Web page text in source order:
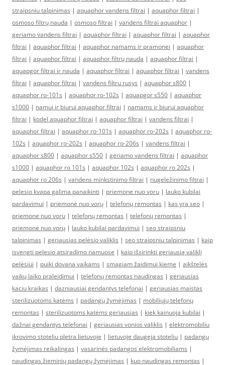
straipsniu talpinimas | aquaphor vandens filtrai | aquaphor filtrai |
osmoso filtrų nauda | osmoso filtrai | vandens filtrai aquaphor |
geriamo vandens filtrai | aquaphor filtrai | aquaphor filtrai | aquaphor
filtrai | aquaphor filtrai | aquaphor namams ir pramonei | aquaphor
filtrai | aquaphor filtrai | aquaphor filtrų nauda | aquaphor filtrai |
aquapgor filtrai ir nauda | aquaphor filtrai | aquaphor filtrai | vandens
filtrai | aquaphor filtrai | vandens filtru rusys | aquaphor s800 |
aquaphor ro-101s | aquaphor ro-102s | aquapgor s550 | aquaphor
s1000 | namui ir biurui aquaphor filtrai | namams ir biurui aquaphor
filtrai | kodel aquaphor filtrai | aquaphor filtrai | vandens filtrai |
aquaphor filtrai | aquaphor ro-101s | aquaphor ro-202s | aquaphor ro-
102s | aquaphor ro-202s | aquaphor ro-206s | vandens filtrai |
aquaphor s800 | aquaphor s550 | geriamo vandens filtrai | aquaphor
s1000 | aquaphor ro 101s | aquaphor 102s | aquaphor ro 202s |
aquaphor ro 206s | vandens minkstinimo filtrai | nugeležinimo filtrai |
pelesio kvapa galima panaikinti | priemone nuo voru | lauko kubilai
pardavimui | priemonė nuo vorų | telefonų remontas | kas yra seo |
priemone nuo voru | telefonų remontas | telefonų remontas |
priemonė nuo vorų | lauko kubilai pardavimui | seo straipsniu
talpinimas | geriausias pelėsio valiklis | seo straipsniu talpinimas | kaip
isvengti pelesio atsiradimo namuose | kaip išsirinkti geriausią valiklį
pelėsiui | puiki dovana vaikams | smagiam žaidimui kieme | aikštelės
vaikų laiko praleidimui | telefonų remontas naudingas | geriausias
kaciu kraikas | dazniausiai gendantys telefonai | geriausias maistas
sterilizuotoms katėms | padangų žymėjimas | mobiliųjų telefonų
remontas | sterilizuotoms katėms geriausias | kiek kainuoja kubilai |
dažnai gendantys telefonai | geriausias vonios valiklis | elektromobiliu
ikrovimo stoteliu pletra lietuvoje | lietuvoje daugeja stoteliu | padangų
žymėjimas reikalingas | vasarinės padangos elektromobiliams |
naudingas žieminių padangų žymėjimas | kuo naudingas remontas |